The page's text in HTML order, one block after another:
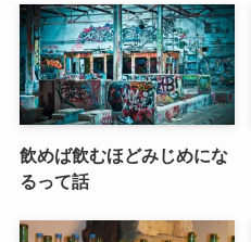
飲めば飲むほどみじめにな
るって話